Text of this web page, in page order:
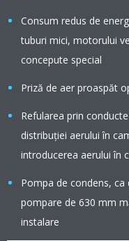
Consum redus de
tuburi mici, motorului
concepute special
Priză de aer proaspăt
Refularea prin
distribuţiei aerului în
introducerea aerului în
Pompa de condens,
pompare de 630 mm
instalare